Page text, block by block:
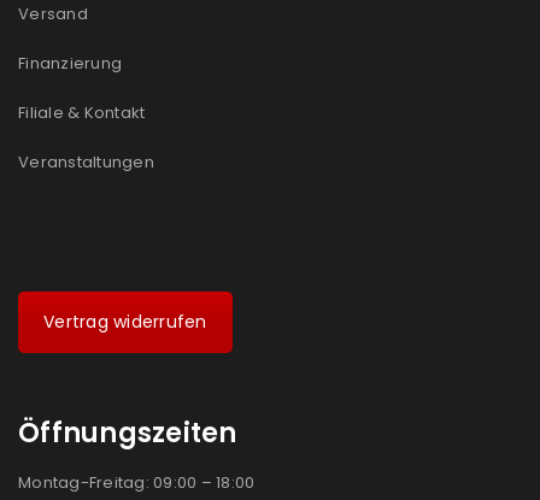
Versand
Finanzierung
Filiale & Kontakt
Veranstaltungen
Vertrag widerrufen
Öffnungszeiten
Montag-Freitag: 09:00 – 18:00